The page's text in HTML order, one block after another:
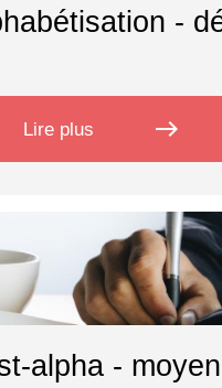
-
Lire plus
sur east
alpha - moyen